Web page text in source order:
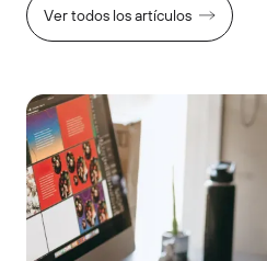
Ver todos los artículos